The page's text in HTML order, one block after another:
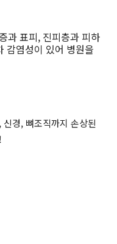
과 표피, 진피층과 피하
감염성이 있어 병원을
경, 뼈조직까지 손상된